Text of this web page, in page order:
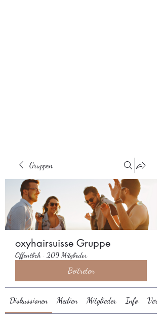
Gruppen
oxyhairsuisse Gruppe
Öffentlich · 209 Mitglieder
Beitreten
Diskussionen Medien Mitglieder Info